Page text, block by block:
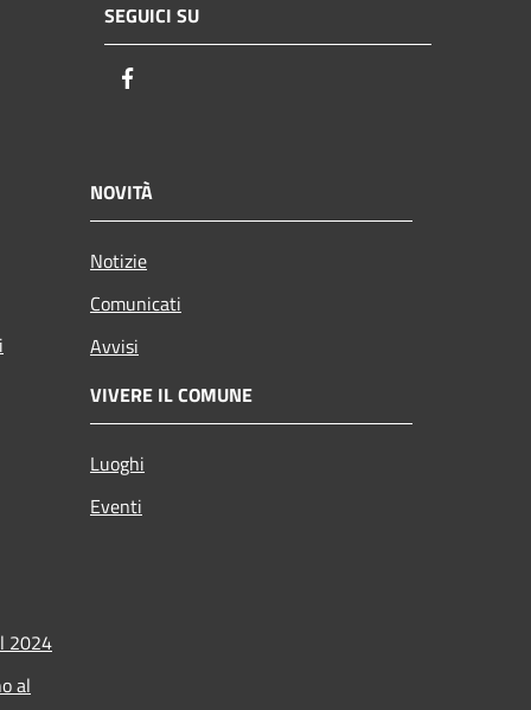
SEGUICI SU
NOVITÀ
Notizie
Comunicati
Avvisi
VIVERE IL COMUNE
Luoghi
Eventi
2024
al